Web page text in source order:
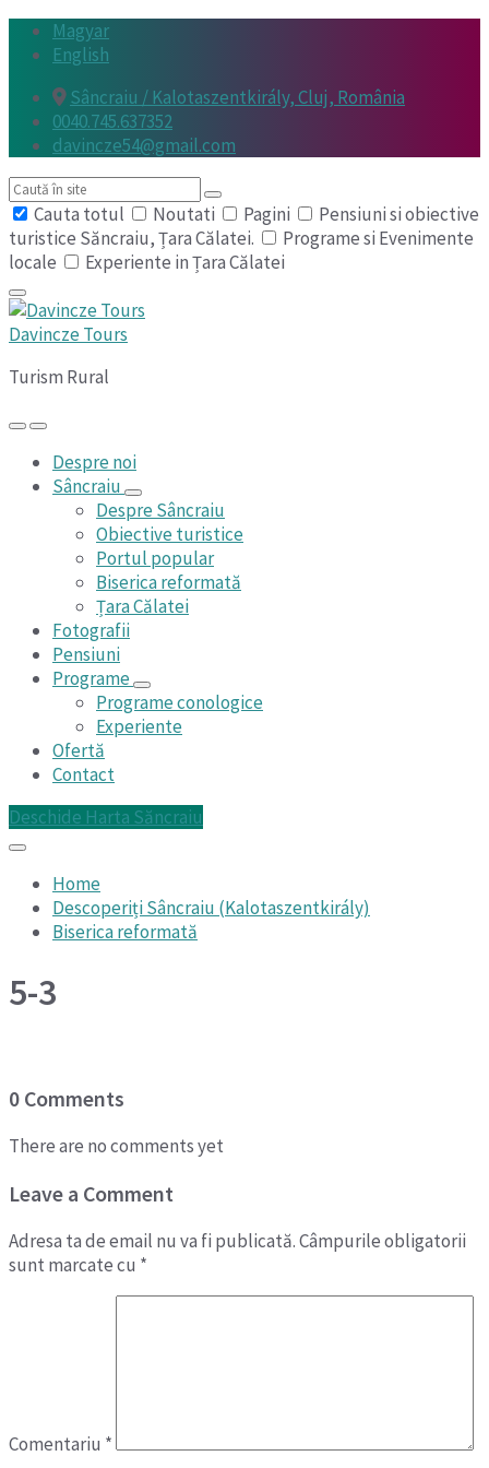
Skip
Skip
navigation
Skip
Magyar
English
Sâncraiu / Kalotaszentkirály, Cluj, România
0040.745.637352
davincze54@gmail.com
Search
Cauta totul
Noutati Pagini
Pensiuni si obiective
turistice Săncraiu, Țara Călatei.
Programe si Evenimente
locale
Experiente in Țara Călatei
Davincze Tours
Turism Rural
Despre noi
Sâncraiu
Despre Sâncraiu
Obiective turistice
Portul popular
Biserica reformată
Țara Călatei
Fotografii
Pensiuni
Programe
Programe conologice
Experiente
Ofertă
Contact
Deschide Harta Săncraiu
Home
Descoperiți Sâncraiu (Kalotaszentkirály)
Biserica reformată
5-3
0 Comments
There are no comments yet
Leave a Comment
Adresa ta de email nu va fi publicată.Câmpurile obligatorii
sunt marcate cu *
Comentariu *